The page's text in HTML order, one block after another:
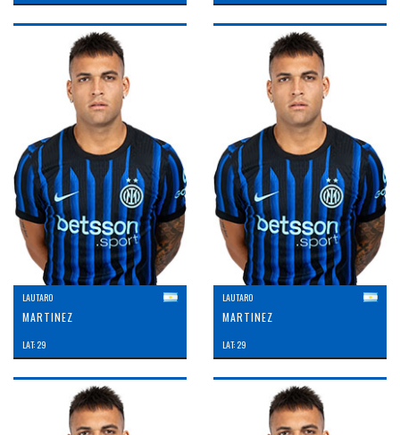
LAUTARO
MARTINEZ
LAT: 29
LAUTARO
MARTINEZ
LAT: 29